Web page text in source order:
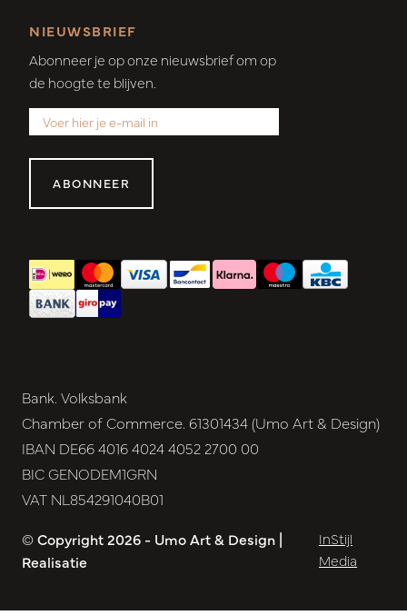
NIEUWSBRIEF
Abonneer je op onze nieuwsbrief om op
de hoogte te blijven.
ABONNEER
Bank. Volksbank
Chamber of Commerce. 61301434 (Umo Art & Design)
IBAN DE66 4016 4024 4052 2700 00
BIC GENODEM1GRN
VAT NL854291040B01
© Copyright 2026 - Umo Art & Design |
Realisatie
InStijl
Media